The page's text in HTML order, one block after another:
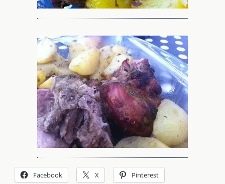
Facebook X Pinterest